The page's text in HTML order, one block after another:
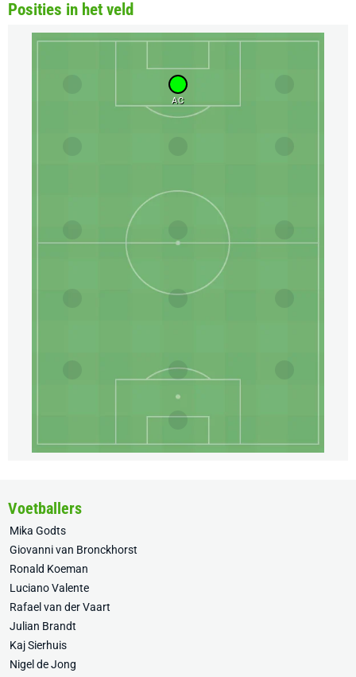
Posities in het veld
AC
Voetballers
Mika Godts
Giovanni van Bronckhorst
Ronald Koeman
Luciano Valente
Rafael van der Vaart
Julian Brandt
Kaj Sierhuis
Nigel de Jong